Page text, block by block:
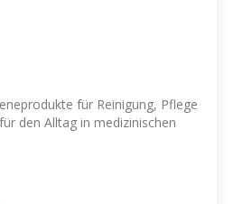
für Reinigung, Pflege
den Alltag in medizinischen